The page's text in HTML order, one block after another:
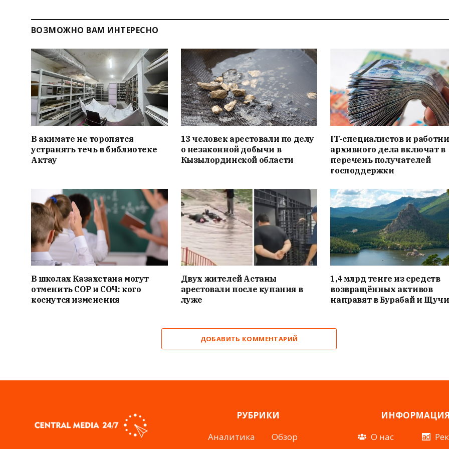
ВОЗМОЖНО ВАМ ИНТЕРЕСНО
В акимате не торопятся
устранять течь в библиотеке
Актау
13 человек арестовали по делу
о незаконной добычи в
Кызылординской области
IT-специалистов и
архивного дела включат в
перечень получателей
господдержки
В школах Казахстана могут
отменить СОР и СОЧ: кого
коснутся изменения
Двух жителей Астаны
арестовали после купания в
луже
1,4 млрд тенге из средств
возвращённых активов
направят в Бурабай и
ДОБАВИТЬ КОММЕНТАРИЙ
РУБРИКИ
Аналитика
Обзор
О нас